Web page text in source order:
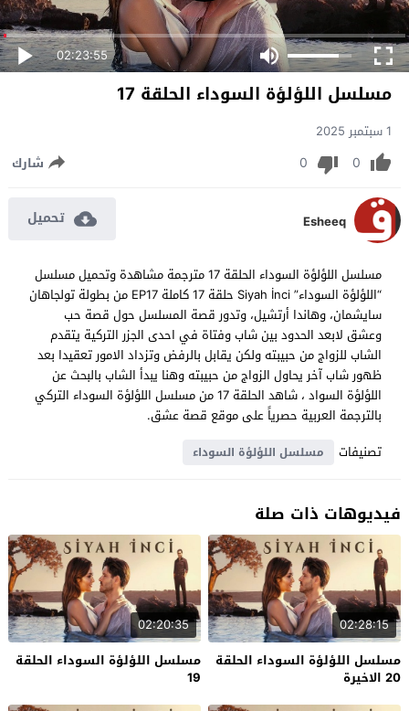
02:23:55
مسلسل اللؤلؤة السوداء الحلقة 17
1 سبتمبر 2025
0
0 شارك
Esheeq تحميل
مسلسل اللؤلؤة السوداء الحلقة 17 مترجمة مشاهدة وتحميل مسلسل
“اللؤلؤة السوداء” Siyah İnci حلقة 17 كاملة EP17 من بطولة تولجاهان
سايشمان، وهاندا أرتشيل، وتدور قصة المسلسل حول قصة حب
وعشق لابعد الحدود بين شاب وفتاة في احدى الجزر التركية يتقدم
الشاب للزواج من حبيبته ولكن يقابل بالرفض وتزداد الامور تعقيدا بعد
ظهور شاب آخر يحاول الزواج من حبيبته وهنا يبدأ الشاب بالبحث عن
اللؤلؤة السواد ، شاهد الحلقة 17 من مسلسل اللؤلؤة السوداء التركي
بالترجمة العربية حصرياً على موقع قصة عشق.
تصنيفات
مسلسل اللؤلؤة السوداء
فيديوهات ذات صلة
02:28:15
مسلسل اللؤلؤة السوداء الحلقة
20 الاخيرة
02:20:35
مسلسل اللؤلؤة السوداء الحلقة
19